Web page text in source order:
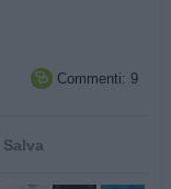
 Commenti: 9
Salva